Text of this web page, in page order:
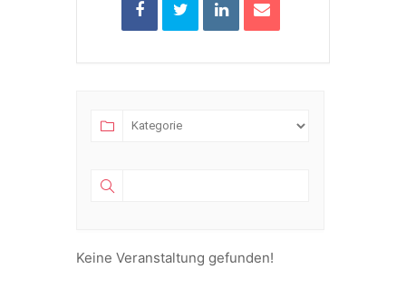
Keine Veranstaltung gefunden!